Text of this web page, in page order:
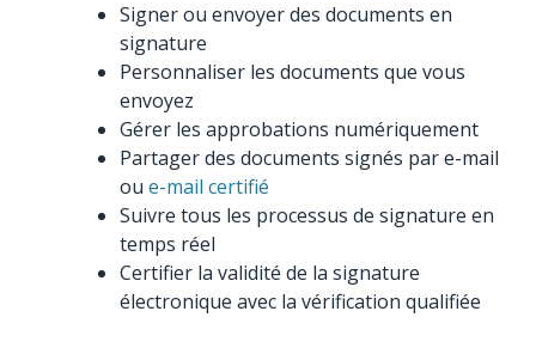
Signer ou envoyer des documents en
signature
Personnaliser les documents que vous
envoyez
Gérer les approbations numériquement
Partager des documents signés par e-mail
ou e-mail certifié
Suivre tous les processus de signature en
temps réel
Certifier la validité de la signature
électronique avec la vérification qualifiée